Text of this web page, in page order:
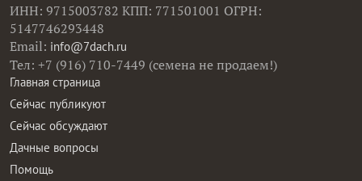
ИНН: 9715003782 КПП: 771501001 ОГРН:
5147746293448
Email: info@7dach.ru
Тел: +7 (916) 710-7449 (семена не продаем!)
Главная страница
Сейчас публикуют
Сейчас обсуждают
Дачные вопросы
Помощь